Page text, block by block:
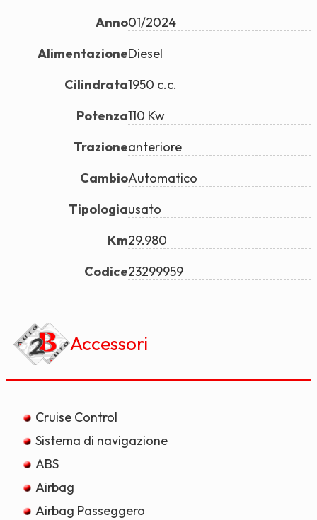
Anno01/2024
AlimentazioneDiesel
Cilindrata1950 c.c.
Potenza110 Kw
Trazioneanteriore
CambioAutomatico
Tipologiausato
Km29.980
Codice23299959
Accessori
Cruise Control
Sistema di navigazione
ABS
Airbag
Airbag Passeggero